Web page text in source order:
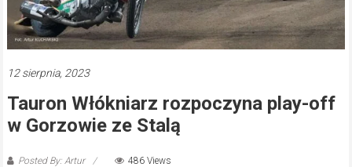
12 sierpnia, 2023
Tauron Włókniarz rozpoczyna play-off
w Gorzowie ze Stalą
Posted By: Artur 486 Views